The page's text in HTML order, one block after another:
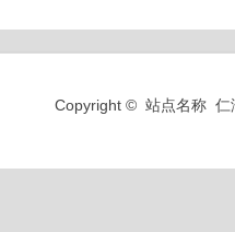
Copyright © 站点名称 仁